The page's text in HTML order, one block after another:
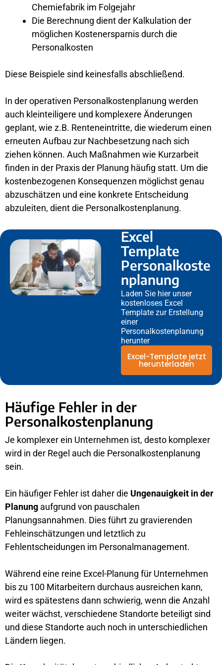
Chemiefabrik im Folgejahr
Die Berechnung dient der Kalkulation der
möglichen Kostenersparnis durch die
Personalkosten
Diese Beispiele sind keinesfalls abschließend.
In der operativen Personalkostenplanung werden
auch kleinteiligere und komplexere Änderungen
geplant, wie z.B. Renteneintritte, die wiederum einen
erneuten Aufbau zur Nachbesetzung nach sich
ziehen können. Auch Maßnahmen wie Kurzarbeit
finden in der Praxis der Planung häufig statt. Um die
kostenbezogenen Konsequenzen möglichst genau
abzuschätzen und eine konkrete Entscheidung
abzuleiten, dient die Personalkostenplanung.
Excel
Template
Personalkoste
nplanung
Laden Sie hier unser
kostenloses Excel
Template zur Erstellung
einer
Personalkostenplanung
herunter
Excel-Template jetzt
herunterladen
Häufige Fehler in der
Personalkostenplanung
Je komplexer ein Unternehmen ist, desto komplexer
wird in der Regel auch die Personalkostenplanung
sein.
Ein häufiger Fehler ist daher die Ungenauigkeit in der
Planung aufgrund von pauschalen
Planungsannahmen. Dies führt zu gravierenden
Fehleinschätzungen und letztlich zu
Fehlentscheidungen im Personalmanagement.
Während eine reine Excel-Planung für Unternehmen
bis zu 100 Mitarbeitern durchaus ausreichen kann,
wird es spätestens dann schwierig, wenn die Anzahl
weiter wächst, verschiedene Standorte beteiligt sind
und diese Standorte auch noch in unterschiedlichen
Ländern liegen.